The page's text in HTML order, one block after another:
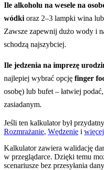
Ile alkoholu na wesele na
wódki oraz 2–3 lampki wina
Zawsze zapewnij dużo wody i
schodzą najszybciej.
Ile jedzenia na imprezę
najlepiej wybrać opcję finger
osobę) lub bufet – łatwiej
zasiadanym.
Jeśli ten kalkulator był
Rozmrażanie, Wędzenie i
Kalkulator zawiera walidację
w przeglądarce. Dzięki temu
scenariusze bez przesyłania